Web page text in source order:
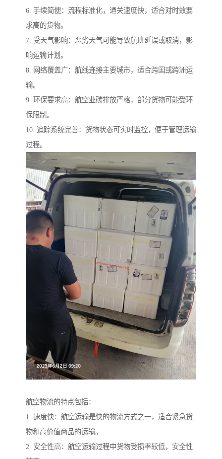
6. 手续简便：流程标准化，通关速度快，适合对时效要
求高的货物。
7. 受天气影响：恶劣天气可能导致航班延误或取消，影
响运输计划。
8. 网络覆盖广：航线连接主要城市，适合跨国或跨洲运
输。
9. 环保要求高：航空业碳排放严格，部分货物可能受环
保限制。
10. 追踪系统完善：货物状态可实时监控，便于管理运输
过程。
航空物流的特点包括：
1. 速度快：航空运输是快的物流方式之一，适合紧急货
物和高价值商品的运输。
2. 安全性高：航空运输过程中货物受损率较低，安全性